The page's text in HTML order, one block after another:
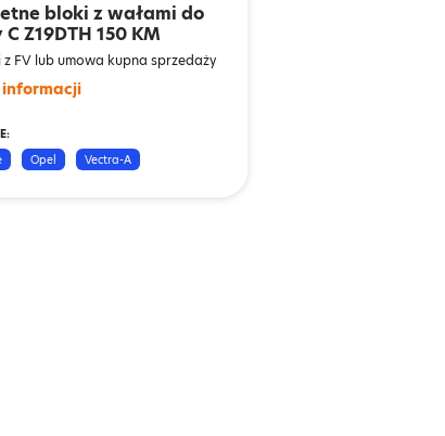
bloki z wałami do
Z19DTH 150 KM
FV lub umowa kupna sprzedaży
Opel Vectra-A